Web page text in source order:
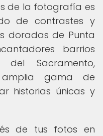
de la fotografía es
de contrastes y
doradas de Punta
barrios
del Sacramento,
gama de
historias únicas y
de tus fotos en